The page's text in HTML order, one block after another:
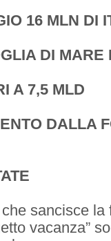
16 MLN DI
DI MARE
A 7,5 MLD
DALLA
sancisce la
vacanza”